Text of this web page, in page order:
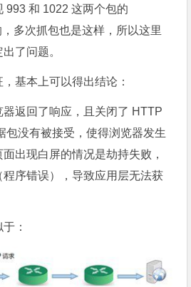
993 和 1022 这两个包的
多次抓包也是这样，所以这里
了问题。
基本上可以得出结论：
返回了响应，且关闭了 HTTP
包没有被接受，使得浏览器发生
出现白屏的情况是劫持失败，
序错误），导致应用层无法获
：